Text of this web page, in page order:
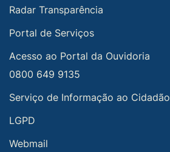
Radar Transparência
Portal de Serviços
Acesso ao Portal da Ouvidoria
0800 649 9135
Serviço de Informação ao Cidadão
LGPD
Webmail